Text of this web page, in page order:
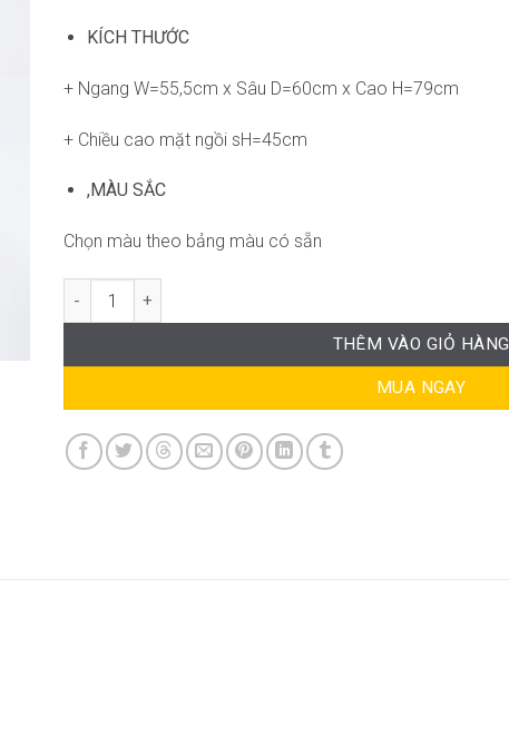
KÍCH THƯỚC
+ Ngang W=55,5cm x Sâu D=60cm x Cao H=79cm
+ Chiều cao mặt ngồi sH=45cm
,MÀU SẮC
Chọn màu theo bảng màu có sẵn
Ghế Tobe SG-GVP178 số lượng
THÊM VÀO GIỎ HÀNG
MUA NGAY